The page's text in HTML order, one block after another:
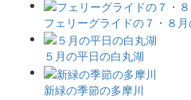
フェリーグライドの７・８
５月の平日の白丸湖
新緑の季節の多摩川